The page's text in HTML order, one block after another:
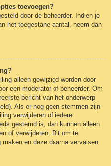
toevoegen?
door de beheerder. Indien je
het toegestane aantal, neem dan
alleen gewijzigd worden door
een moderator of beheerder. Om
bericht van het onderwerp
Als er nog geen stemmen zijn
verwijderen of iedere
gestemd is, dan kunnen alleen
of verwijderen. Dit om te
en deze daarna vervalsen